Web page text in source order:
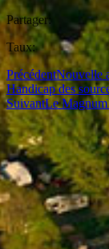
Partager:
Taux:
PrécédentNouvelle
Handicap des
SuivantLe Magnum